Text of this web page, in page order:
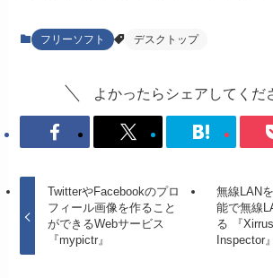
フリーソフト デスクトップ
よかったらシェアしてくだ
TwitterやFacebookのプロ
フィール画像を作ること
ができるWebサービス
『mypictr』
無線LAN
能で無線
る 『
Inspector』